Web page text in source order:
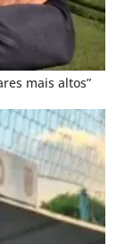
mais altos”